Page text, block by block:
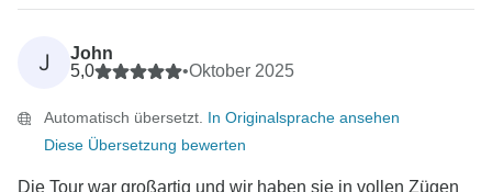
J
John
5,0
•Oktober 2025
Automatisch übersetzt. In Originalsprache ansehen
Diese Übersetzung bewerten
Die Tour war großartig und wir haben sie in vollen Zügen